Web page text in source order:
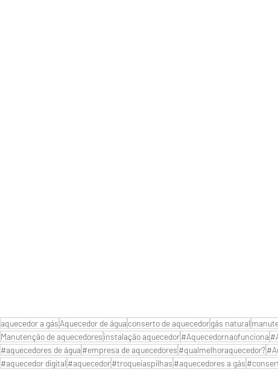
aquecedor a gás Aquecedor de água conserto de aquecedorgás natural
Manutenção de aquecedores instalação aquecedor#Aquecedornaofunciona
#aquecedores de água #empresa de aquecedores #qualmelhoraquecedor?
#aquecedor digital #aquecedor#troqueiaspilhas #aquecedores a gás